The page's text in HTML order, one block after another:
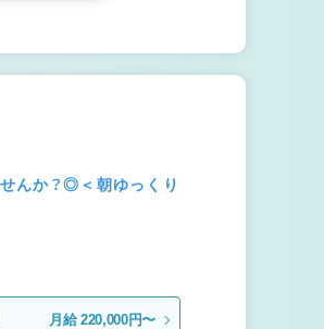
せんか？◎＜朝ゆっくり
月給 220,000円〜